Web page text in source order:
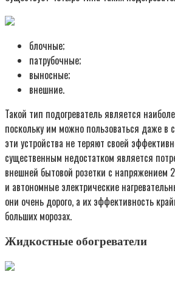
блочные;
патрубочные;
выносные;
внешние.
Такой тип подогреватель является
поскольку им можно пользоваться даже
эти устройства не теряют своей
существенным недостатком является
внешней бытовой розетки с напряжением
и автономные электрические
они очень дорого, а их эффективность
больших морозах.
Жидкостные обогреватели